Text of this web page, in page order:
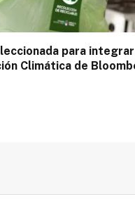
para
Climática de